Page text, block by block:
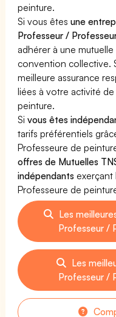
peinture.
Si vous êtesune
Professeur /
adhérer à une
convention collective.
meilleure assurance
liées à votre activité
peinture.
Sivous êtes
tarifs préférentiels
Professeure de
offres de Mutuelles
indépendants exerçant
Professeure de
Les
Professeur /
Les
Professeur /